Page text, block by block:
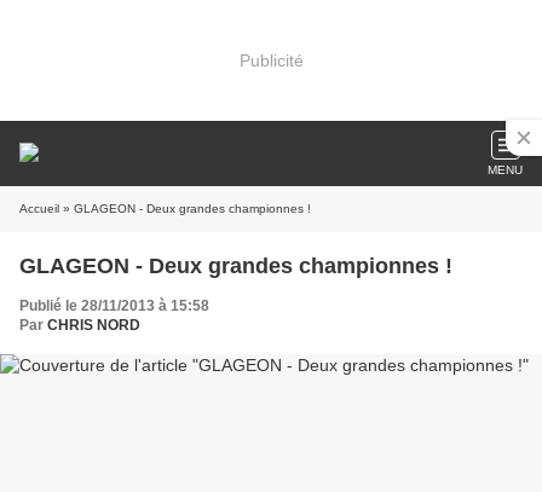
Publicité
MENU
Accueil » GLAGEON - Deux grandes championnes !
GLAGEON - Deux grandes championnes !
Publié le 28/11/2013 à 15:58
Par CHRIS NORD